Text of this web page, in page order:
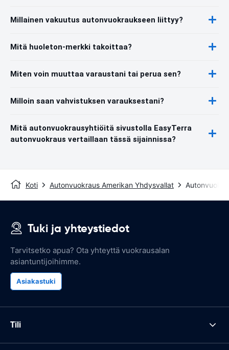
Millainen vakuutus autonvuokraukseen liittyy?
Mitä huoleton-merkki takoittaa?
Miten voin muuttaa varaustani tai perua sen?
Milloin saan vahvistuksen varauksestani?
Mitä autonvuokrausyhtiöitä sivustolla EasyTerra
autonvuokraus vertaillaan tässä sijainnissa?
Koti Autonvuokraus Amerikan Yhdysvallat
Tuki ja yhteystiedot
Tarvitsetko apua? Ota yhteyttä vuokrausalan
asiantuntijoihimme.
Asiakastuki
Tili